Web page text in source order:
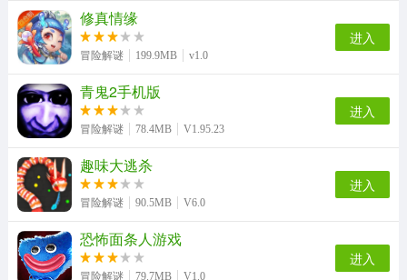
修真情缘
冒险解谜 199.9MB v1.0
进入
青鬼2手机版
冒险解谜 78.4MB V1.95.23
进入
趣味大逃杀
冒险解谜 90.5MB V6.0
进入
恐怖面条人游戏
冒险解谜 79.7MB V1.0
进入